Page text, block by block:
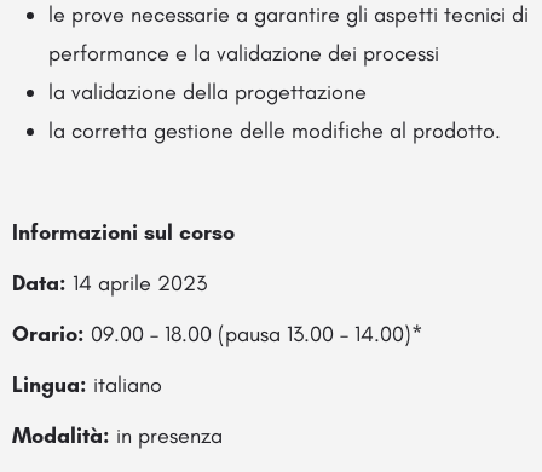
le prove necessarie a garantire gli aspetti tecnici di
performance e la validazione dei processi
la validazione della progettazione
la corretta gestione delle modifiche al prodotto.
Informazioni sul corso
Data: 14 aprile 2023
Orario: 09.00 – 18.00 (pausa 13.00 – 14.00)*
Lingua: italiano
Modalità: in presenza